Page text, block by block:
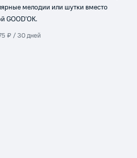
мелодии или шутки вместо
GOOD’OK.
₽ / 30 дней